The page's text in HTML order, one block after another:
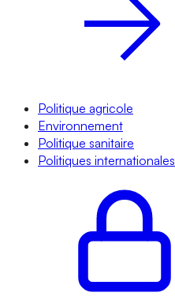
Politique agricole
Environnement
Politique sanitaire
Politiques internationales